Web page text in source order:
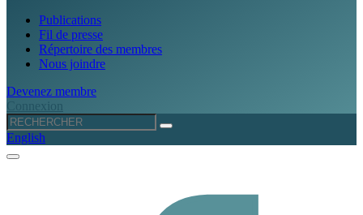
Publications
Fil de presse
Répertoire des membres
Nous joindre
Devenez membre
Connexion
English